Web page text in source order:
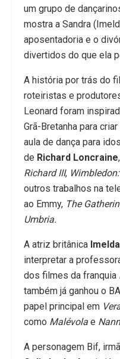
um grupo de
mostra a Sandra
aposentadoria e o
divertidos do que ela
A história por trás do
roteiristas e
Leonard foram
Grã-Bretanha para
aula de dança para
de Richard Loncraine
Richard III,
outros trabalhos na
ao Emmy, The
Umbria.
A atriz britânica
interpretar a
dos filmes da franquia
também já ganhou o
papel principal em
como Malévola e
A personagem Bif,